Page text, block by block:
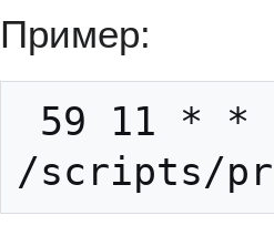
Пример: